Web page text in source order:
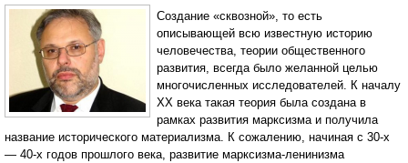
Создание «сквозной», то есть
описывающей всю известную историю
человечества, теории общественного
развития, всегда было желанной целью
многочисленных исследователей. К началу
ХХ века такая теория была создана в
рамках развития марксизма и получила
название исторического материализма. К сожалению, начиная с 30-х
— 40-х годов прошлого века, развитие марксизма-ленинизма